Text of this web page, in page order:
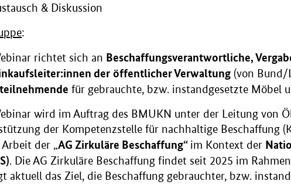
& Diskussion
:
richtet sich an Beschaffungsverantwortliche,
der öffentlicher Verwaltung (von Bund/
für gebrauchte, bzw. instandgesetzte Möbel
wird im Auftrag des BMUKN unter der Leitung von
der Kompetenzstelle für nachhaltige Beschaffung
der „AG Zirkuläre Beschaffung“ im Kontext der
. Die AG Zirkuläre Beschaffung findet seit 2025 im
aktuell das Ziel, die Beschaffung gebrauchter, bzw.